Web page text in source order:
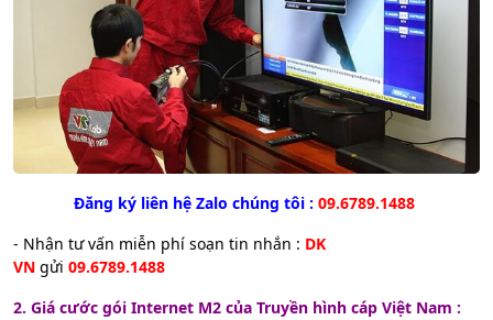
Đăng ký liên hệ Zalo chúng tôi : 09.6789.1488
- Nhận tư vấn miễn phí soạn tin nhắn : DK
VN gửi 09.6789.1488
2. Giá cước gói Internet M2 của Truyền hình cáp Việt Nam :